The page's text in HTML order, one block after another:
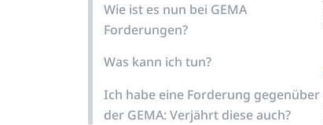
Wie ist es nun bei GEMA
Forderungen?
Was kann ich tun?
Ich habe eine Forderung gegenüber
der GEMA: Verjährt diese auch?